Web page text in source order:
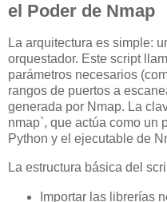
el Poder de Nmap
La arquitectura es simple:
orquestador. Este script
parámetros necesarios
rangos de puertos a
generada por Nmap. La
nmap`, que actúa como un
Python y el ejecutable de
La estructura básica del
Importar las librerías